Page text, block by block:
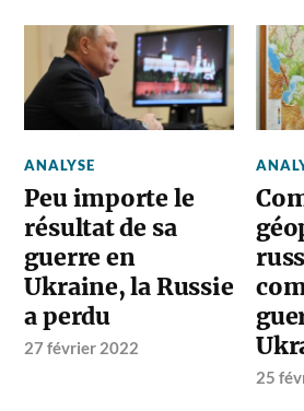
ANALYSE
Peu importe le
résultat de sa
guerre en
Ukraine, la Russie
a perdu
27 février 2022
25